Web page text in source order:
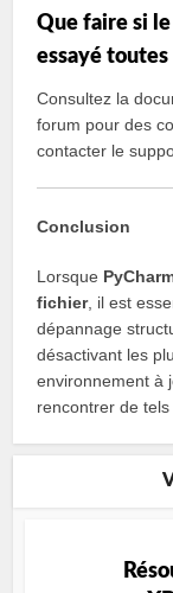
Que faire si
essayé toutes
Consultez la
forum pour des
contacter le
Conclusion
Lorsque
fichier, il est
dépannage
désactivant les
environnement à
rencontrer de tels